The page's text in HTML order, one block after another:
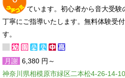
ています。初心者から音大受験
丁寧にご指導いたします。無料体験受
す。
月謝 6,380 円～
神奈川県相模原市緑区二本松4-26-14-